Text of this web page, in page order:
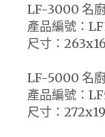
LF-3000 名
產品編號：
尺寸：
LF-5000 名
產品編號：
尺寸：